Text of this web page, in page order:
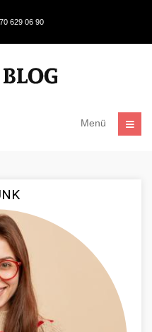
629 06 90
Menü